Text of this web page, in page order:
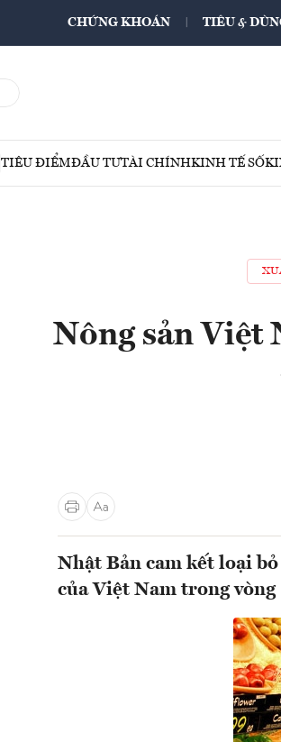
CHỨNG KHOÁN TIÊU &
TIÊU ĐIỂMĐẦU TƯTÀI CHÍNHKINH TẾ SỐ
Nông sản Việt
Nhật Bản cam kết loại
của Việt Nam trong vòng